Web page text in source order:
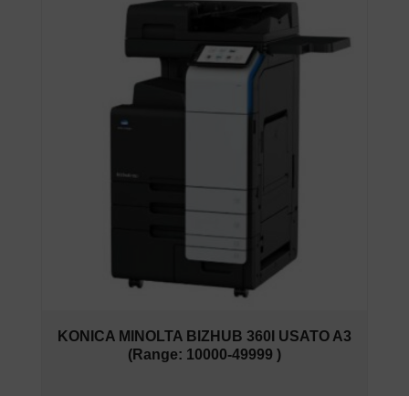
KONICA MINOLTA BIZHUB 360I USATO A3
(Range: 10000-49999 )